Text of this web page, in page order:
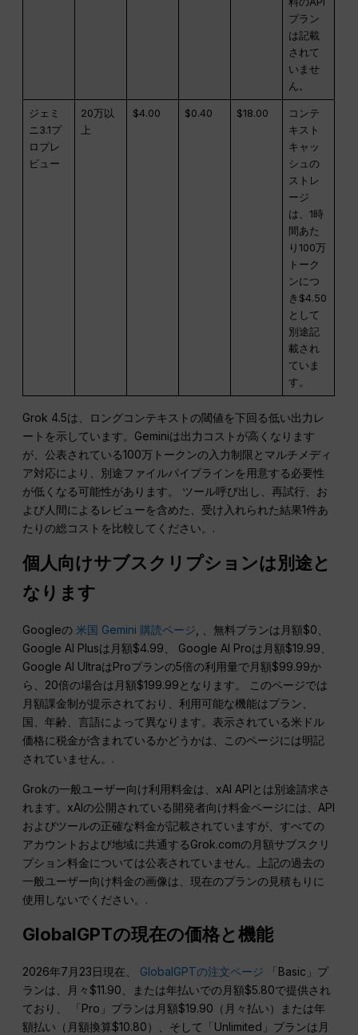
プラン
は記載
されて
いませ
ん。
ジェミ
ニ3.1プ
ロプレ
ビュー
20万以
上
$4.00 $0.40 $18.00
コンテ
キスト
キャッ
シュの
ストレ
ージ
は、1時
間あた
り100万
トーク
ンにつ
き$4.50
として
別途記
載され
ていま
す。
Grok 4.5は、ロングコンテキストの閾値を下回る低い出力レ
ートを示しています。Geminiは出力コストが高くなります
が、公表されている100万トークンの入力制限とマルチメディ
ア対応により、別途ファイルパイプラインを用意する必要性
が低くなる可能性があります。 ツール呼び出し、再試行、お
よび人間によるレビューを含めた、受け入れられた結果1件あ
たりの総コストを比較してください。.
個人向けサブスクリプションは別途と
なります
Googleの米国 Gemini 購読ページ , 、無料プランは月額$0、
Google AI Plusは月額$4.99、 Google AI Proは月額$19.99、
Google AI UltraはProプランの5倍の利用量で月額$99.99か
ら、20倍の場合は月額$199.99となります。 このページでは
月額課金制が提示されており、利用可能な機能はプラン、
国、年齢、言語によって異なります。表示されている米ドル
価格に税金が含まれているかどうかは、このページには明記
されていません。.
Grokの一般ユーザー向け利用料金は、xAI APIとは別途請求さ
れます。xAIの公開されている開発者向け料金ページには、API
およびツールの正確な料金が記載されていますが、すべての
アカウントおよび地域に共通するGrok.comの月額サブスクリ
プション料金については公表されていません。上記の過去の
一般ユーザー向け料金の画像は、現在のプランの見積もりに
使用しないでください。.
GlobalGPTの現在の価格と機能
2026年7月23日現在、 GlobalGPTの注文ページ 「Basic」プ
ランは、月々$11.90、または年払いでの月額$5.80で提供され
ており、 「Pro」プランは月額$19.90（月々払い）または年
額払い（月額換算$10.80）、そして「Unlimited」プランは月